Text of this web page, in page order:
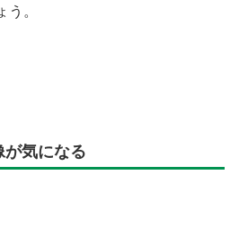
いきましょう。
が気になる